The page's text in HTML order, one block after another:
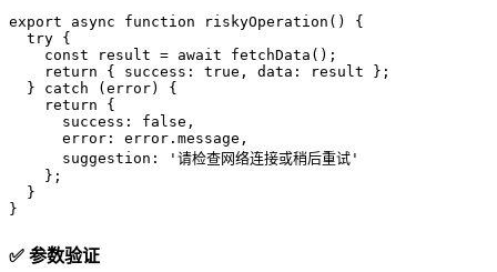
export async function riskyOperation() {
  try {
    const result = await fetchData();
    return { success: true, data: result };
  } catch (error) {
    return {
      success: false,
      error: error.message,
      suggestion: '请检查网络连接或稍后重试'
    };
  }
}
✅ 参数验证